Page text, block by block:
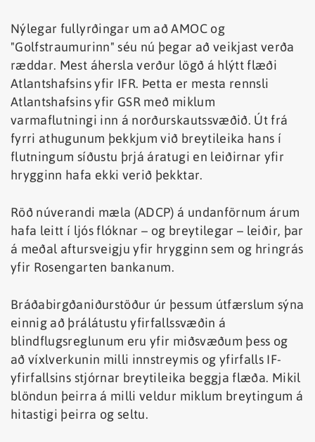
Nýlegar fullyrðingar um að AMOC og
"Golfstraumurinn" séu nú þegar að veikjast verða
ræddar. Mest áhersla verður lögð á hlýtt flæði
Atlantshafsins yfir IFR. Þetta er mesta rennsli
Atlantshafsins yfir GSR með miklum
varmaflutningi inn á norðurskautssvæðið. Út frá
fyrri athugunum þekkjum við breytileika hans í
flutningum síðustu þrjá áratugi en leiðirnar yfir
hrygginn hafa ekki verið þekktar.
Röð núverandi mæla (ADCP) á undanförnum árum
hafa leitt í ljós flóknar – og breytilegar – leiðir, þar
á meðal aftursveigju yfir hrygginn sem og hringrás
yfir Rosengarten bankanum.
Bráðabirgðaniðurstöður úr þessum útfærslum sýna
einnig að þrálátustu yfirfallssvæðin á
blindflugsreglunum eru yfir miðsvæðum þess og
að víxlverkunin milli innstreymis og yfirfalls IF-
yfirfallsins stjórnar breytileika beggja flæða. Mikil
blöndun þeirra á milli veldur miklum breytingum á
hitastigi þeirra og seltu.